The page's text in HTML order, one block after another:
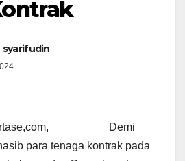
syarifudin
Demi
para tenaga kontrak pada